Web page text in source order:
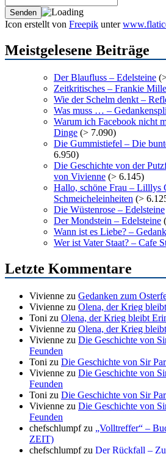
Icon erstellt von Freepik unter
Meistgelesene Beiträge
Der Blaufluss – Edelsteine
Zeitkritisches – Frankie
Wie der Schelm denkt –
Was muss … –
Warum ich Facebook nicht
Dinge (> 7.090)
Die Gummistiefel – Die
6.950)
Die Geschichte von der
von Vivienne (> 6.145)
Hallo, schöne Frau – Lilllys
Schmeicheleinheiten (>
Die Wüstenrose – Edelsteine
Der Mondstein – Edelsteine
Wann ist es Liebe? –
Wer ist Vater Staat? – Cafe
Letzte Kommentare
Vivienne zu Gedanken zum
Vivienne zu Olena, der Krieg
Toni zu Olena, der Krieg bleibt
Vivienne zu Olena, der Krieg
Vivienne zu Die Geschichte von
Feunden
Toni zu Die Geschichte von Sir
Vivienne zu Die Geschichte von
Feunden
Toni zu Die Geschichte von Sir
Vivienne zu Die Geschichte von
Feunden
chefschlumpfzu „Volltreffer“ –
ZEIT)
chefschlumpfzu Der Rückfall –